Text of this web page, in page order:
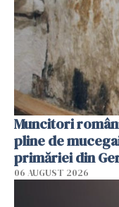
Muncitori
pline de
primăriei din
06 AUGUST 2026